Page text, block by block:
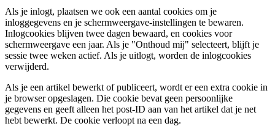
Als je inlogt, plaatsen we ook een aantal cookies om je
inloggegevens en je schermweergave-instellingen te bewaren.
Inlogcookies blijven twee dagen bewaard, en cookies voor
schermweergave een jaar. Als je "Onthoud mij" selecteert, blijft je
sessie twee weken actief. Als je uitlogt, worden de inlogcookies
verwijderd.
Als je een artikel bewerkt of publiceert, wordt er een extra cookie in
je browser opgeslagen. Die cookie bevat geen persoonlijke
gegevens en geeft alleen het post-ID aan van het artikel dat je net
hebt bewerkt. De cookie verloopt na een dag.